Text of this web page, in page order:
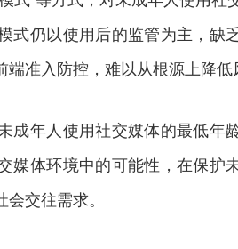
式仍以使用后的监管为主，缺
准入防控，难以从根源上降低
年人使用社交媒体的最低年
媒体环境中的可能性，在保护
交往需求。